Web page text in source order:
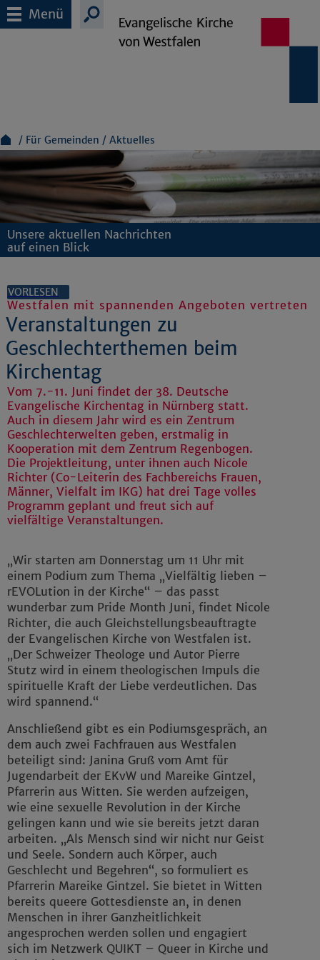
Menü
Für Gemeinden Aktuelles
Unsere aktuellen Nachrichten
auf einen Blick
VORLESEN
Westfalen mit spannenden Angeboten vertreten
Veranstaltungen zu
Geschlechterthemen beim
Kirchentag
Vom 7.-11. Juni findet der 38. Deutsche
Evangelische Kirchentag in Nürnberg statt.
Auch in diesem Jahr wird es ein Zentrum
Geschlechterwelten geben, erstmalig in
Kooperation mit dem Zentrum Regenbogen.
Die Projektleitung, unter ihnen auch Nicole
Richter (Co-Leiterin des Fachbereichs Frauen,
Männer, Vielfalt im IKG) hat drei Tage volles
Programm geplant und freut sich auf
vielfältige Veranstaltungen.
„Wir starten am Donnerstag um 11 Uhr mit
einem Podium zum Thema „Vielfältig lieben –
rEVOLution in der Kirche“ – das passt
wunderbar zum Pride Month Juni, findet Nicole
Richter, die auch Gleichstellungsbeauftragte
der Evangelischen Kirche von Westfalen ist.
„Der Schweizer Theologe und Autor Pierre
Stutz wird in einem theologischen Impuls die
spirituelle Kraft der Liebe verdeutlichen. Das
wird spannend.“
Anschließend gibt es ein Podiumsgespräch, an
dem auch zwei Fachfrauen aus Westfalen
beteiligt sind: Janina Gruß vom Amt für
Jugendarbeit der EKvW und Mareike Gintzel,
Pfarrerin aus Witten. Sie werden aufzeigen,
wie eine sexuelle Revolution in der Kirche
gelingen kann und wie sie bereits jetzt daran
arbeiten. „Als Mensch sind wir nicht nur Geist
und Seele. Sondern auch Körper, auch
Geschlecht und Begehren“, so formuliert es
Pfarrerin Mareike Gintzel. Sie bietet in Witten
bereits queere Gottesdienste an, in denen
Menschen in ihrer Ganzheitlichkeit
angesprochen werden sollen und engagiert
sich im Netzwerk QUIKT – Queer in Kirche und